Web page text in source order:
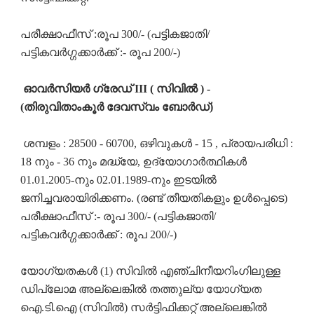
പരീക്ഷാഫീസ് :രൂപ 300/- (പട്ടികജാതി/
പട്ടികവർഗ്ഗക്കാർക്ക് :- രൂപ 200/-)
ഓവർസിയർ ഗ്രേഡ് III ( സിവിൽ ) -
(തിരുവിതാംകൂർ ദേവസ്വം ബോർഡ്)
ശമ്പളം : 28500 - 60700, ഒഴിവുകൾ - 15 , പ്രായപരിധി :
18 നും - 36 നും മദ്ധ്യേ, ഉദ്യോഗാർത്ഥികൾ
01.01.2005-നും 02.01.1989-നും ഇടയിൽ
ജനിച്ചവരായിരിക്കണം. (രണ്ട് തീയതികളും ഉൾപ്പെടെ)
പരീക്ഷാഫീസ് :- രൂപ 300/- (പട്ടികജാതി/
പട്ടികവർഗ്ഗക്കാർക്ക് : രൂപ 200/-)
യോഗ്യതകൾ (1) സിവിൽ എഞ്ചിനീയറിംഗിലുള്ള
ഡിപ്ലോമ അല്ലെങ്കിൽ തത്തുല്യ യോഗ്യത
ഐ.ടി.ഐ (സിവിൽ) സർട്ടിഫിക്കറ്റ് അല്ലെങ്കിൽ